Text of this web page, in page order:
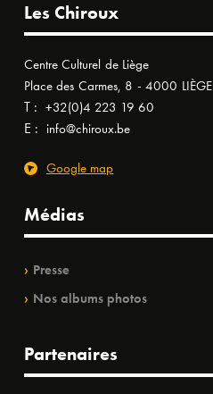
Les Chiroux
Centre Culturel de Liège
Place des Carmes, 8 - 4000 LIÈGE
T : +32(0)4 223 19 60
E : info@chiroux.be
Google map
Médias
Presse
Nos albums photos
Partenaires